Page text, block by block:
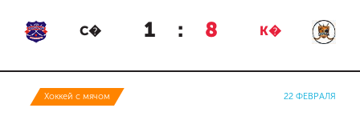
С� 1 : 8 К�
Хоккей с мячом 22 ФЕВРАЛЯ